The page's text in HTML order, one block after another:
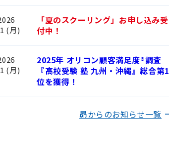
(月)
「夏のスクーリング」お申し込み受
付中！
(月)
2025年 オリコン顧客満足度®調査
『高校受験 塾 九州・沖縄』総合第1
位を獲得！
昴からのお知らせ一覧